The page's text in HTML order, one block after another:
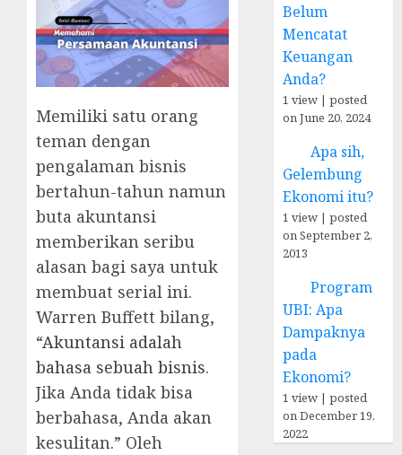
Memiliki satu orang
teman dengan
pengalaman bisnis
bertahun-tahun namun
buta akuntansi
memberikan seribu
alasan bagi saya untuk
membuat serial ini.
Warren Buffett bilang,
“Akuntansi adalah
bahasa sebuah bisnis.
Jika Anda tidak bisa
berbahasa, Anda akan
kesulitan.” Oleh
Belum
Mencatat
Keuangan
Anda?
1 view |posted
on June 20, 2024
Apa sih,
Gelembung
Ekonomi itu?
1 view |posted
on September 2,
2013
Program
UBI: Apa
Dampaknya
pada
Ekonomi?
1 view |posted
on December 19,
2022